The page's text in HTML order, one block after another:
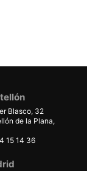
Blasco, 32
de la Plana,
15 14 36